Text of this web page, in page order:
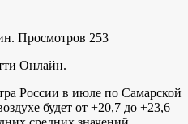
Просмотров 253
Онлайн.
России в июле по Самарской
будет от +20,7 до +23,6